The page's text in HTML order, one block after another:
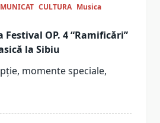
CULTURA Musica
Festival OP. 4 “Ramificări”
la Sibiu
momente speciale,